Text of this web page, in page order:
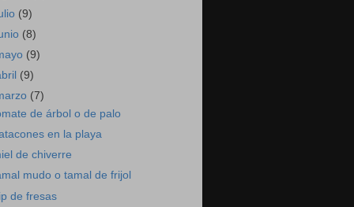
(9)
(8)
(9)
(9)
(7)
de árbol o de palo
en la playa
de chiverre
mudo o tamal de frijol
de fresas